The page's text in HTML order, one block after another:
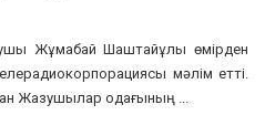
Жұмабай Шаштайұлы өмірден
мәлім етті.
Жазушылар одағының ...